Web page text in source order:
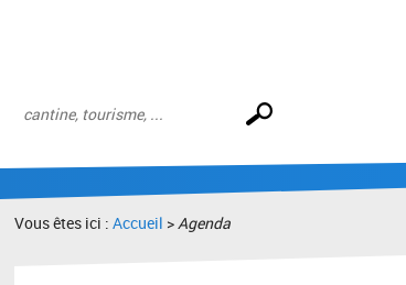
Effectuer
Vous êtes ici :Accueil >Agenda